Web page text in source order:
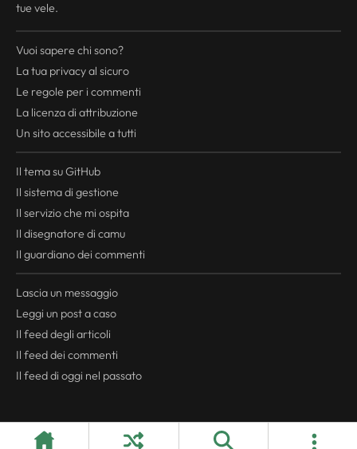
tue vele.
Vuoi sapere chi sono?
La tua privacyal sicuro
Le regole per i commenti
La licenza di attribuzione
Un sito accessibile a tutti
Il tema su GitHub
Il sistema di gestione
Il servizio che mi ospita
Il disegnatore di camu
Il guardiano dei commenti
Lascia un messaggio
Leggi un post a caso
Il feeddegli articoli
Il feeddei commenti
Il feeddi oggi nel passato